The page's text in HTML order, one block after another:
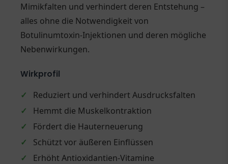
Mimikfalten und verhindert deren Entstehung –
alles ohne die Notwendigkeit von
Botulinumtoxin-Injektionen und deren mögliche
Nebenwirkungen.
Wirkprofil
✓
Reduziert und verhindert Ausdrucksfalten
✓
Hemmt die Muskelkontraktion
✓
Fördert die Hauterneuerung
✓
Schützt vor äußeren Einflüssen
✓
Erhöht Antioxidantien-Vitamine